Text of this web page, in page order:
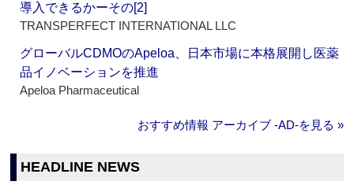
導入できるかーその[2]
TRANSPERFECT INTERNATIONAL LLC
グローバルCDMOのApeloa、日本市場に本格展開し医薬
品イノベーションを推進
Apeloa Pharmaceutical
おすすめ情報 アーカイブ ‐AD‐を見る »
HEADLINE NEWS